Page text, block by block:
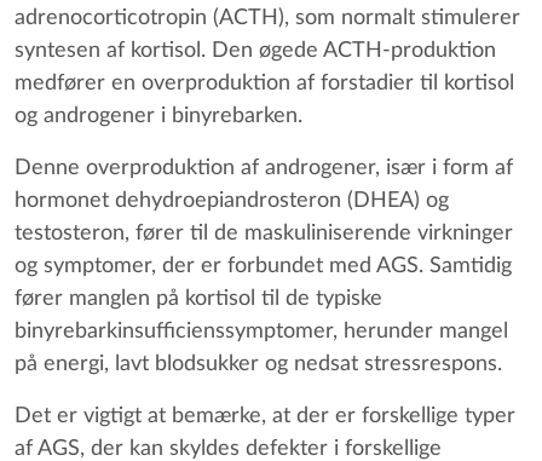
adrenocorticotropin (ACTH), som normalt stimulerer
syntesen af kortisol. Den øgede ACTH-produktion
medfører en overproduktion af forstadier til kortisol
og androgener i binyrebarken.
Denne overproduktion af androgener, især i form af
hormonet dehydroepiandrosteron (DHEA) og
testosteron, fører til de maskuliniserende virkninger
og symptomer, der er forbundet med AGS. Samtidig
fører manglen på kortisol til de typiske
binyrebarkinsufficienssymptomer, herunder mangel
på energi, lavt blodsukker og nedsat stressrespons.
Det er vigtigt at bemærke, at der er forskellige typer
af AGS, der kan skyldes defekter i forskellige